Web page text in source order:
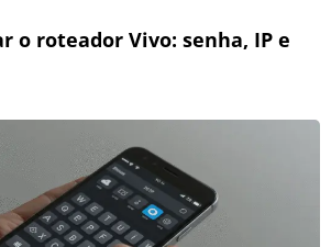
o roteador Vivo: senha, IP e